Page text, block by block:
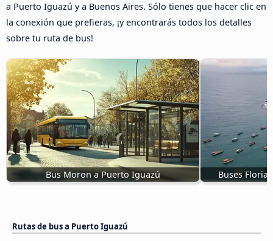
a Puerto Iguazú y a Buenos Aires. Sólo tienes que hacer clic en
la conexión que prefieras, ¡y encontrarás todos los detalles
sobre tu ruta de bus!
Bus Moron a Puerto Iguazú Buses
Rutas de bus a Puerto Iguazú